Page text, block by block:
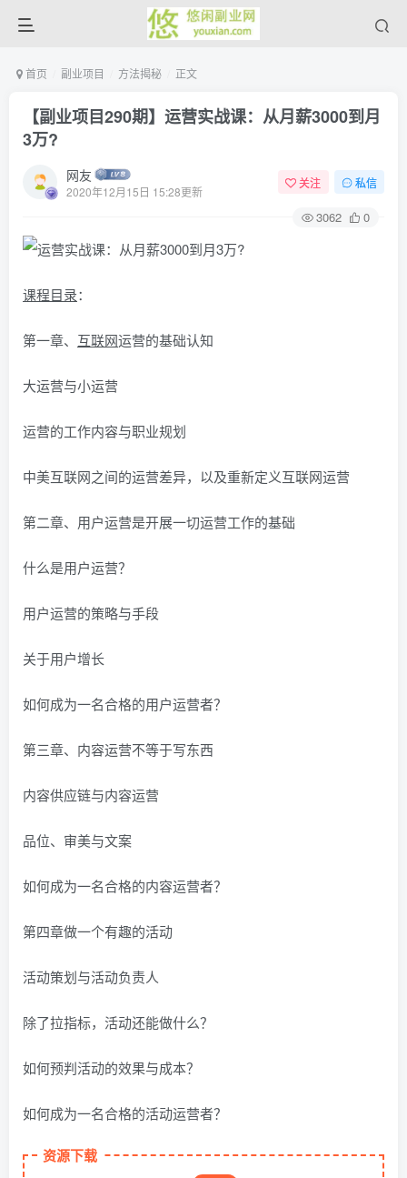
首页 副业项目 方法揭秘 正文
【副业项目290期】运营实战课：从月薪3000到月
3万?
网友
2020年12月15日 15:28更新
关注 私信
3062 0
课程目录：
第一章、 互联网运营的基础认知
大运营与小运营
运营的工作内容与职业规划
中美互联网之间的运营差异，以及重新定义互联网运营
第二章、用户运营是开展一切运营工作的基础
什么是用户运营？
用户运营的策略与手段
关于用户增长
如何成为一名合格的用户运营者？
第三章、内容运营不等于写东西
内容供应链与内容运营
品位、审美与文案
如何成为一名合格的内容运营者？
第四章做一个有趣的活动
活动策划与活动负责人
除了拉指标，活动还能做什么？
如何预判活动的效果与成本？
如何成为一名合格的活动运营者？
资源下载